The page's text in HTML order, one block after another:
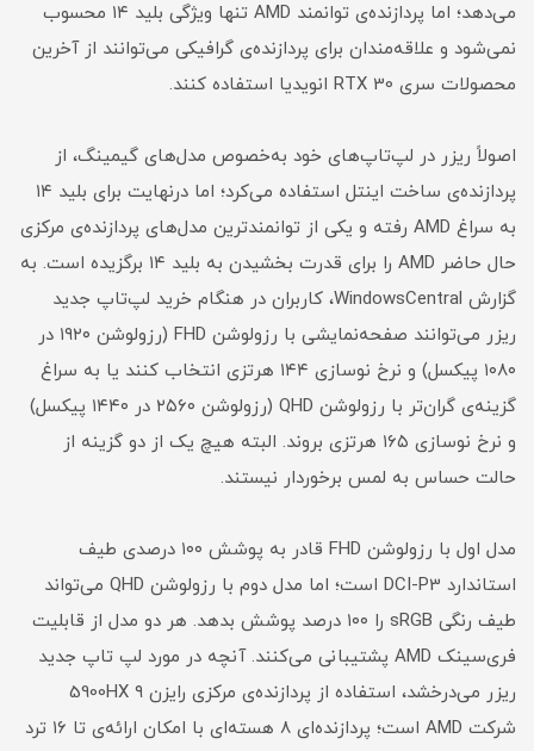
می‌دهد؛ اما پردازنده‌ی توانمند AMD تنها ویژگی بلید ۱۴ محسوب
نمی‌شود و علاقه‌مندان برای پردازنده‌ی گرافیکی می‌توانند از آخرین
محصولات سری RTX 30 انویدیا استفاده کنند.
اصولاً ریزر در لپ‌تاپ‌های خود به‌خصوص مدل‌های گیمینگ، از
پردازنده‌ی ساخت اینتل استفاده می‌کرد؛ اما درنهایت برای بلید ۱۴
به سراغ AMD رفته و یکی از توانمندترین مدل‌های پردازنده‌ی مرکزی
حال حاضر AMD را برای قدرت بخشیدن به بلید ۱۴ برگزیده است. به
گزارش WindowsCentral، کاربران در هنگام خرید لپ‌تاپ جدید
ریزر می‌توانند صفحه‌نمایشی با رزولوشن FHD (رزولوشن ۱۹۲۰ در
۱۰۸۰ پیکسل) و نرخ نوسازی ۱۴۴ هرتزی انتخاب کنند یا به سراغ
گزینه‌ی گران‌تر با رزولوشن QHD (رزولوشن ۲۵۶۰ در ۱۴۴۰ پیکسل)
و نرخ نوسازی ۱۶۵ هرتزی بروند. البته هیچ یک از دو گزینه از
حالت حساس به لمس برخوردار نیستند.
مدل اول با رزولوشن FHD قادر به پوشش ۱۰۰ درصدی طیف
استاندارد DCI-P3 است؛ اما مدل دوم با رزولوشن QHD می‌تواند
طیف رنگی sRGB را ۱۰۰ درصد پوشش بدهد. هر دو مدل از قابلیت
فری‌سینک AMD پشتیبانی می‌کنند. آنچه در مورد لپ تاپ جدید
ریزر می‌درخشد، استفاده از پردازنده‌ی مرکزی رایزن ۹ 5900HX
شرکت AMD است؛ پردازنده‌ای ۸ هسته‌ای با امکان ارائه‌ی تا ۱۶ ترد